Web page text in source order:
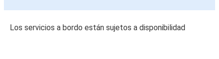
Los servicios a bordo están sujetos a disponibilidad